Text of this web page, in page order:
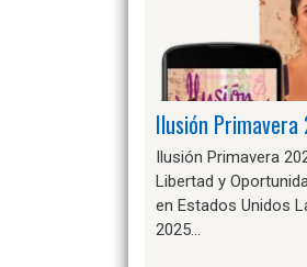
Ilusión
Ilusión Primavera
Libertad y
en Estados Unidos
2025…